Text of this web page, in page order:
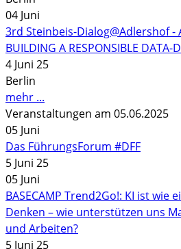
04 Juni
3rd Steinbeis-Dialog@Adlershof -
BUILDING A RESPONSIBLE DATA-
4 Juni 25
Berlin
mehr ...
Veranstaltungen am 05.06.2025
05 Juni
Das FührungsForum #DFF
5 Juni 25
05 Juni
BASECAMP Trend2Go!: KI ist wie
Denken – wie unterstützen uns
und Arbeiten?
5 Juni 25